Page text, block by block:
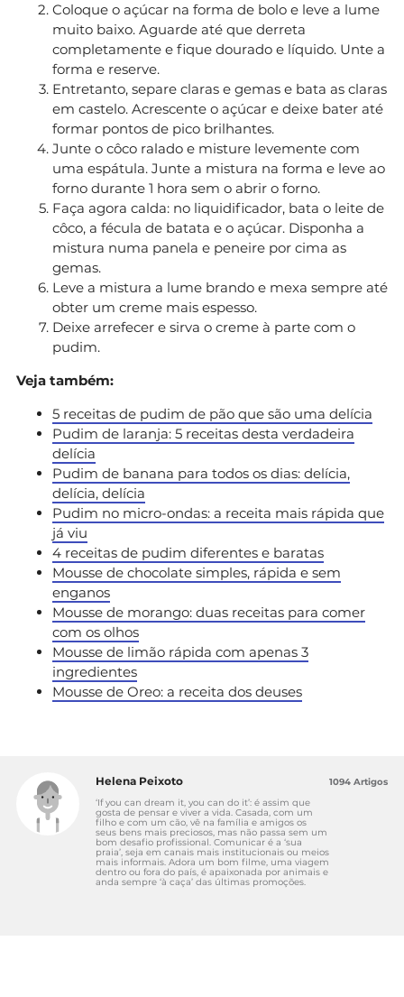
Coloque o açúcar na forma de bolo e leve a lume
muito baixo. Aguarde até que derreta
completamente e fique dourado e líquido. Unte a
forma e reserve.
Entretanto, separe claras e gemas e bata as claras
em castelo. Acrescente o açúcar e deixe bater até
formar pontos de pico brilhantes.
Junte o côco ralado e misture levemente com
uma espátula. Junte a mistura na forma e leve ao
forno durante 1 hora sem o abrir o forno.
Faça agora calda: no liquidificador, bata o leite de
côco, a fécula de batata e o açúcar. Disponha a
mistura numa panela e peneire por cima as
gemas.
Leve a mistura a lume brando e mexa sempre até
obter um creme mais espesso.
Deixe arrefecer e sirva o creme à parte com o
pudim.
Veja também:
5 receitas de pudim de pão que são uma delícia
Pudim de laranja: 5 receitas desta verdadeira
delícia
Pudim de banana para todos os dias: delícia,
delícia, delícia
Pudim no micro-ondas: a receita mais rápida que
já viu
4 receitas de pudim diferentes e baratas
Mousse de chocolate simples, rápida e sem
enganos
Mousse de morango: duas receitas para comer
com os olhos
Mousse de limão rápida com apenas 3
ingredientes
Mousse de Oreo: a receita dos deuses
Helena Peixoto
‘If you can dream it, you can do it’: é assim que
gosta de pensar e viver a vida. Casada, com um
filho e com um cão, vê na família e amigos os
seus bens mais preciosos, mas não passa sem um
bom desafio profissional. Comunicar é a ‘sua
praia’, seja em canais mais institucionais ou meios
mais informais. Adora um bom filme, uma viagem
dentro ou fora do país, é apaixonada por animais e
anda sempre ‘à caça’ das últimas promoções.
1094 Artigos